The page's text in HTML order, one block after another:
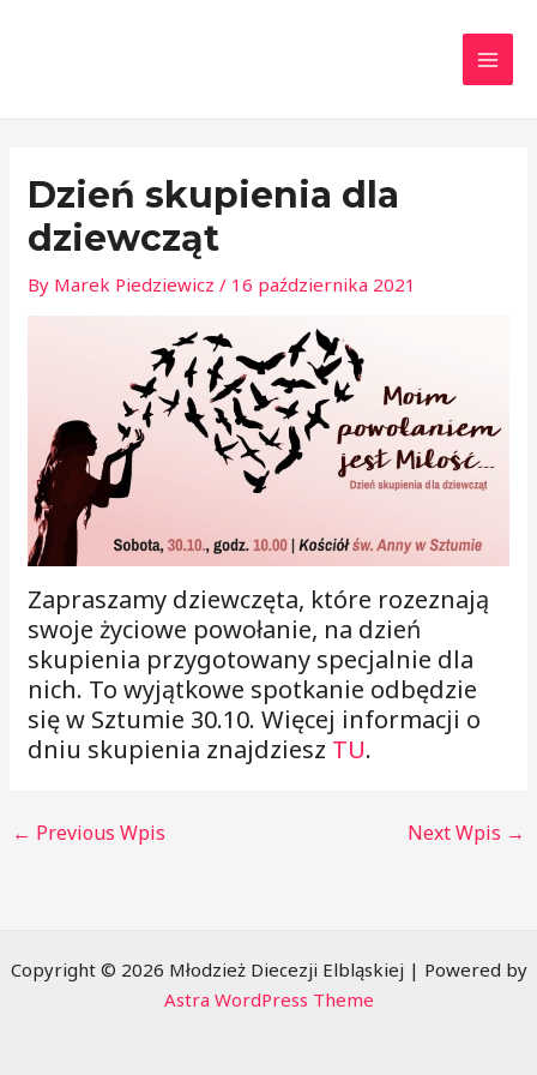
Dzień skupienia dla
dziewcząt
By Marek Piedziewicz/ 16 października 2021
Zapraszamy dziewczęta, które rozeznają
swoje życiowe powołanie, na dzień
skupienia przygotowany specjalnie dla
nich. To wyjątkowe spotkanie odbędzie
się w Sztumie 30.10. Więcej informacji o
dniu skupienia znajdziesz TU.
← Previous Wpis Next Wpis →
Copyright © 2026 Młodzież Diecezji Elbląskiej | Powered by
Astra WordPress Theme